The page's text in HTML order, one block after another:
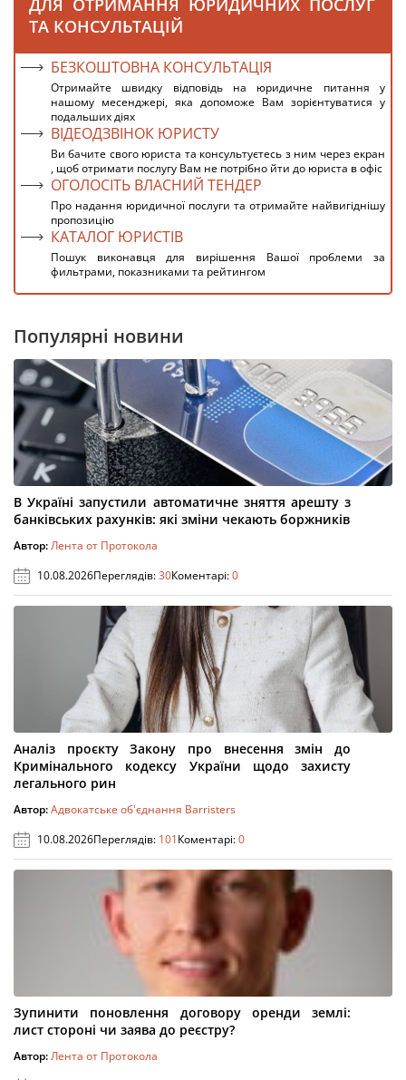
ДЛЯ ОТРИМАННЯ ЮРИДИЧНИХ ПОСЛУГ
ТА КОНСУЛЬТАЦІЙ
БЕЗКОШТОВНА КОНСУЛЬТАЦІЯ
Отримайте швидку відповідь на юридичне питання у
нашому месенджері, яка допоможе Вам зорієнтуватися у
подальших діях
ВІДЕОДЗВІНОК ЮРИСТУ
Ви бачите свого юриста та консультуєтесь з ним через екран
, щоб отримати послугу Вам не потрібно йти до юриста в офіс
ОГОЛОСІТЬ ВЛАСНИЙ ТЕНДЕР
Про надання юридичної послуги та отримайте найвигіднішу
пропозицію
КАТАЛОГ ЮРИСТІВ
Пошук виконавця для вирішення Вашої проблеми за
фильтрами, показниками та рейтингом
Популярні новини
В Україні запустили автоматичне зняття арешту з
банківських рахунків: які зміни чекають боржників
Автор:Лента от Протокола
10.08.2026Переглядів:30Коментарі:0
Аналіз проєкту Закону про внесення змін до
Кримінального кодексу України щодо захисту
легального рин
Автор:Адвокатське об'єднання Barristers
10.08.2026Переглядів: 101Коментарі:0
Зупинити поновлення договору оренди землі:
лист стороні чи заява до реєстру?
Автор:Лента от Протокола